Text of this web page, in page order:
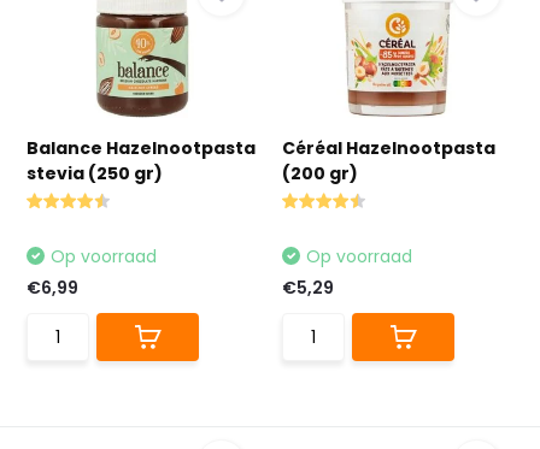
Balance Hazelnootpasta
stevia (250 gr)
Op voorraad
€6,99
Céréal Hazelnootpasta
(200 gr)
Op voorraad
€5,29